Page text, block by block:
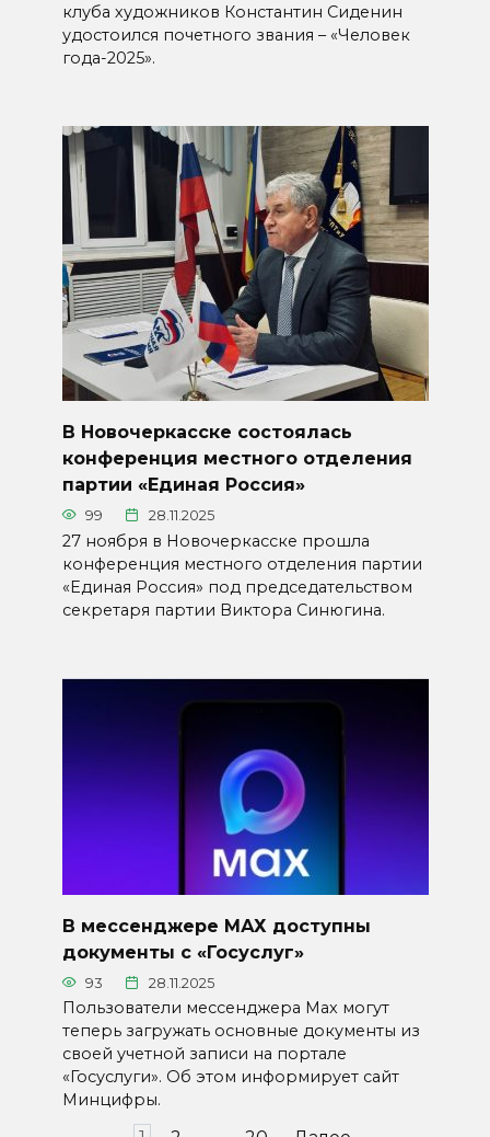
клуба художников Константин Сиденин
удостоился почетного звания – «Человек
года-2025».
В Новочеркасске состоялась
конференция местного отделения
партии «Единая Россия»
99 28.11.2025
27 ноября в Новочеркасске прошла
конференция местного отделения партии
«Единая Россия» под председательством
секретаря партии Виктора Синюгина.
В мессенджере МАХ доступны
документы с «Госуслуг»
93 28.11.2025
Пользователи мессенджера Max могут
теперь загружать основные документы из
своей учетной записи на портале
«Госуслуги». Об этом информирует сайт
Минцифры.